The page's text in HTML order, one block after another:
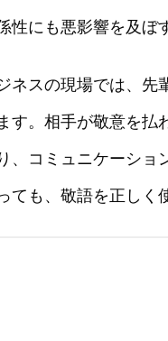
性にも悪影響を及ぼ
ネスの現場では、先
す。相手が敬意を払
、コミュニケーショ
ても、敬語を正しく